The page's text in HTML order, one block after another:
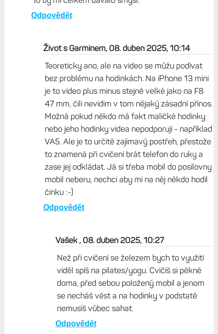
Animace u jednotlivých cviků tréninků byly i dříve.
https://www.zivotsgarminem.cz/trenink-v-posilovne-
Odpovědět
Vašek , 08. duben 2025, 09:38
A není teď novinkou to, že se díky sdílení aktivity ty
animace zobrazí na telefonu v průběhu tréninku?
To by mi celkem dávalo smysl.
Odpovědět
Život s Garminem, 08. duben 2025, 10:14
Teoreticky ano, ale na video se můžu podívat
je to video plus minus stejně velké jako na F8
Možná pokud někdo má fakt maličké hodinky
VA5. Ale je to určitě zajímavý postřeh, přestože
to znamená při cvičení brát telefon do ruky a
zase jej odkládat. Já si třeba mobil do posilovny
mobil neberu, nechci aby mi na něj někdo hodil
činku :-)
Odpovědět